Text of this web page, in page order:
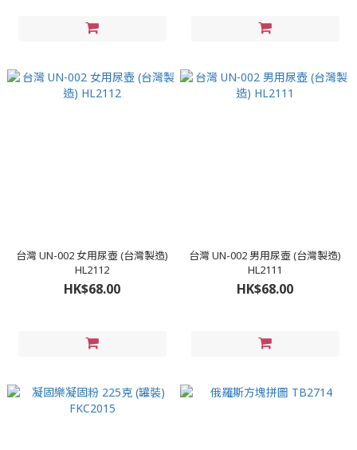
台灣 UN-002 女用尿壺 (台灣製造)
HL2112
HK$68.00
台灣 UN-002 男用尿壺 (台灣製造)
HL2111
HK$68.00